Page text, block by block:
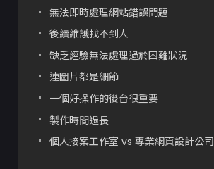
無法即時處理網站錯誤問題
後續維護找不到人
缺乏經驗無法處理過於困難狀況
連圖片都是細節
一個好操作的後台很重要
製作時間過長
個人接案工作室 vs 專業網頁設計公司